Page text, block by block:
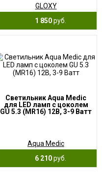
GLOXY
1 850руб.
Светильник Aqua Medic
для LED ламп с цоколем
GU 5.3 (MR16) 12В, 3-9 Ватт
Aqua Medic
6 210руб.